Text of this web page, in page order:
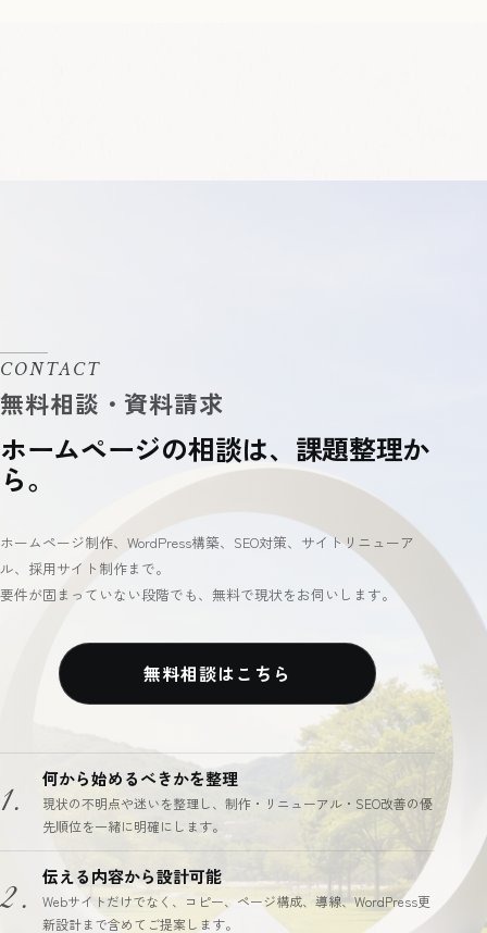
CONTACT
ホームページの相談は、課題整理か
ら。
ホームページ制作、WordPress構築、SEO対策、サイトリニューア
ル、採用サイト制作まで。
要件が固まっていない段階でも、無料で現状をお伺いします。
無料相談はこちら
1.
何から始めるべきかを整理
現状の不明点や迷いを整理し、制作・リニューアル・SEO改善の優
先順位を一緒に明確にします。
2.
伝える内容から設計可能
Webサイトだけでなく、コピー、ページ構成、導線、WordPress更
新設計まで含めてご提案します。